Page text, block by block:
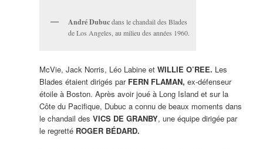
André Dubucdans le chandail des Blades
de Los Angeles, au milieu des années 1960.
McVie, Jack Norris, Léo Labine et WILLIE O’REE. Les
Blades étaient dirigés par FERN FLAMAN, ex-défenseur
étoile à Boston. Après avoir joué à Long Island et sur la
Côte du Pacifique, Dubuc a connu de beaux moments dans
le chandail des VICS DE GRANBY, une équipe dirigée par
le regretté ROGER BÉDARD.